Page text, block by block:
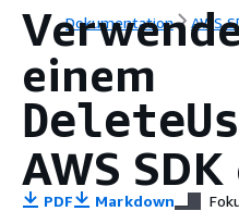
Dokumentation AWS
einem
AWS
PDF Markdown